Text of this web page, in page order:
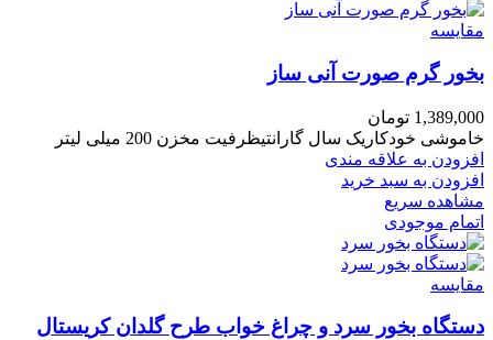
مقایسه
بخور گرم صورت آنی ساز
1,389,000 تومان
خاموشی خودکاریک سال گارانتیظرفیت مخزن 200 میلی لیتر
افزودن به علاقه مندی
افزودن به سبد خرید
مشاهده سریع
اتمام موجودی
مقایسه
دستگاه بخور سرد و چراغ خواب طرح گلدان کریستال